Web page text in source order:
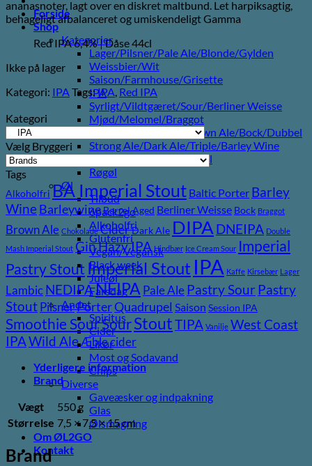
Forside
Shop
Kategorier
Lager/Pilsner/Pale Ale/Blonde/Gylden
Weissbier/Wit
Saison/Farmhouse/Grisette
IPA
Syrligt/Vildtgæret/Sour/Berliner Weisse
Mjød/Melomel/Braggot
Red Ale/Amber Ale/Brown Ale/Bock/Dubbel
Strong Ale/Dark Ale/Triple/Barley Wine
Porter/Stouts/Quadrupel
Røgøl
Øl
Tilbud
6pack2go
Alkoholfri
Glutenfri
Vegan/Vegansk
Black week
Juleøl
Farsdag
Andet
Spiritus
Cider
Likør
Most og Sodavand
Chips
Diverse
Gaveæsker og indpakning
Glas
Ølsmagning
Om ØL2GO
Kontakt
ananasnoter, lagt over en diskret maltbund. Let harpiksagtig,
behageligt afbalanceret og umiskendeligt Gamma
Red IPA 6,4% | Dåse 44cl
Ikke på lager
Kategori: IPA Tags:IPA, Red IPA
Kategori
Vælg Bryggeri
Tags
Alkoholfri BA Imperial Stout Baltic Porter Barley
Wine BarleywineBarrel Aged Berliner Weisse Bock Braggot
Brown Ale Chokolade CiderDark Ale DIPA DNEIPA Double
Mash Imperial Stout GinHazy IPA Hindbær Ice Cream Sour Imperial
Pastry Stout Imperial Stout IPA Kaffe Kirsebær Lager
LambicNEDIPANEIPA Pale Ale Pastry Sour Pastry
StoutPilsnerPorterQuadrupel Saison Session IPA
Smoothie SourSourStoutTIPA Vanilje West Coast
IPAWild AleÆble cider
Yderligere information
Brand
Vægt
550 g
Størrelse 7,5 × 7,5 × 15 cm
Brand